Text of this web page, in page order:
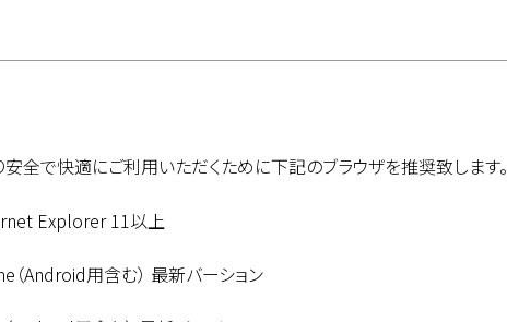
安全で快適にご利用いただくために下記のブラウザを推奨致します。
Explorer 11以上
Android用含む） 最新バーション